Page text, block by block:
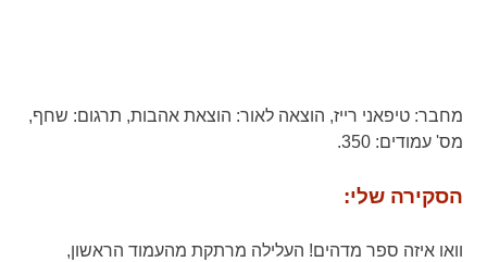
מחבר:טיפאני רייז, הוצאה לאור: הוצאת אהבות, תרגום: שחף,
מס' עמודים: 350.
הסקירה שלי:
וואו איזה ספר מדהים! העלילה מרתקת מהעמוד הראשון,